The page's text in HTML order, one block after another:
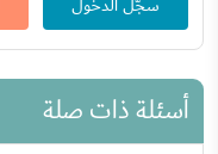
سجّل الدخول
أسئلة ذات صلة